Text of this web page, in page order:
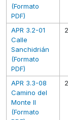
(Formato
PDF)
APR 3.2-01
Calle
Sanchidrián
(Formato
PDF)
APR 3.3-08
Camino del
Monte II
(Formato